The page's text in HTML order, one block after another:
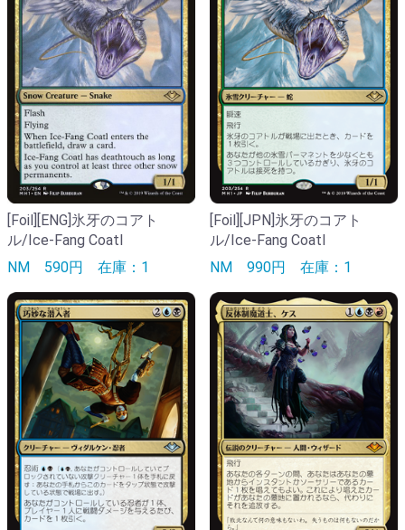
[Foil][ENG]氷牙のコアト
ル/Ice-Fang Coatl
NM 590円 在庫：1
[Foil][JPN]氷牙のコアト
ル/Ice-Fang Coatl
NM 990円 在庫：1